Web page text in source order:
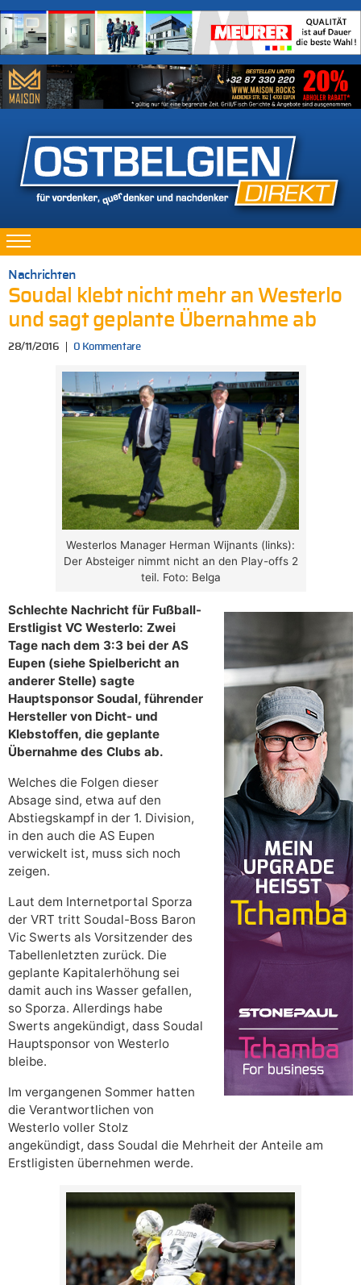
Nachrichten
Soudal klebt nicht mehr an Westerlo
und sagt geplante Übernahme ab
28/11/2016 0 Kommentare
Westerlos Manager Herman Wijnants (links):
Der Absteiger nimmt nicht an den Play-offs 2
teil. Foto: Belga
Schlechte Nachricht für Fußball-
Erstligist VC Westerlo: Zwei
Tage nach dem 3:3 bei der AS
Eupen (siehe Spielbericht an
anderer Stelle) sagte
Hauptsponsor Soudal, führender
Hersteller von Dicht- und
Klebstoffen, die geplante
Übernahme des Clubs ab.
Welches die Folgen dieser
Absage sind, etwa auf den
Abstiegskampf in der 1. Division,
in den auch die AS Eupen
verwickelt ist, muss sich noch
zeigen.
Laut dem Internetportal Sporza
der VRT tritt Soudal-Boss Baron
Vic Swerts als Vorsitzender des
Tabellenletzten zurück. Die
geplante Kapitalerhöhung sei
damit auch ins Wasser gefallen,
so Sporza. Allerdings habe
Swerts angekündigt, dass Soudal
Hauptsponsor von Westerlo
bleibe.
Im vergangenen Sommer hatten
die Verantwortlichen von
Westerlo voller Stolz
angekündigt, dass Soudal die Mehrheit der Anteile am
Erstligisten übernehmen werde.